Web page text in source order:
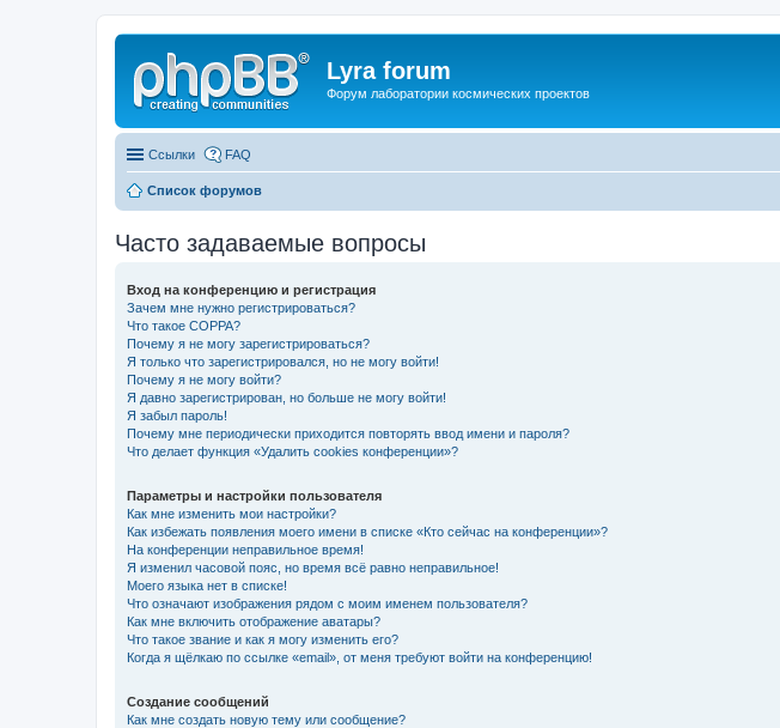
Lyra forum
Форум лаборатории космических проектов
Ссылки FAQ
Список форумов
Часто задаваемые вопросы
Вход на конференцию и регистрация
Зачем мне нужно регистрироваться?
Что такое COPPA?
Почему я не могу зарегистрироваться?
Я только что зарегистрировался, но не могу войти!
Почему я не могу войти?
Я давно зарегистрирован, но больше не могу войти!
Я забыл пароль!
Почему мне периодически приходится повторять ввод имени и пароля?
Что делает функция «Удалить cookies конференции»?
Параметры и настройки пользователя
Как мне изменить мои настройки?
Как избежать появления моего имени в списке «Кто сейчас на конференции»?
На конференции неправильное время!
Я изменил часовой пояс, но время всё равно неправильное!
Моего языка нет в списке!
Что означают изображения рядом с моим именем пользователя?
Как мне включить отображение аватары?
Что такое звание и как я могу изменить его?
Когда я щёлкаю по ссылке «email», от меня требуют войти на конференцию!
Создание сообщений
Как мне создать новую тему или сообщение?